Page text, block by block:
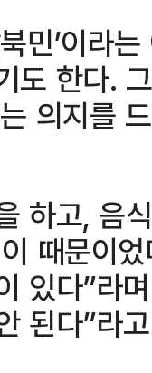
민’이라
도 한다.
의지를
하고, 음
때문이
있다”라
된다”라